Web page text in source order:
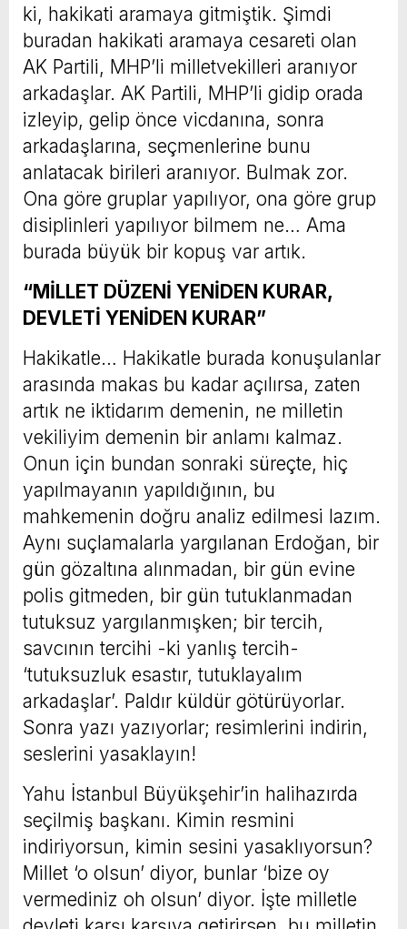
ki, hakikati aramaya gitmiştik. Şimdi
buradan hakikati aramaya cesareti olan
AK Partili, MHP’li milletvekilleri aranıyor
arkadaşlar. AK Partili, MHP’li gidip orada
izleyip, gelip önce vicdanına, sonra
arkadaşlarına, seçmenlerine bunu
anlatacak birileri aranıyor. Bulmak zor.
Ona göre gruplar yapılıyor, ona göre grup
disiplinleri yapılıyor bilmem ne… Ama
burada büyük bir kopuş var artık.
“MİLLET DÜZENİ YENİDEN KURAR,
DEVLETİ YENİDEN KURAR”
Hakikatle… Hakikatle burada konuşulanlar
arasında makas bu kadar açılırsa, zaten
artık ne iktidarım demenin, ne milletin
vekiliyim demenin bir anlamı kalmaz.
Onun için bundan sonraki süreçte, hiç
yapılmayanın yapıldığının, bu
mahkemenin doğru analiz edilmesi lazım.
Aynı suçlamalarla yargılanan Erdoğan, bir
gün gözaltına alınmadan, bir gün evine
polis gitmeden, bir gün tutuklanmadan
tutuksuz yargılanmışken; bir tercih,
savcının tercihi -ki yanlış tercih-
‘tutuksuzluk esastır, tutuklayalım
arkadaşlar’. Paldır küldür götürüyorlar.
Sonra yazı yazıyorlar; resimlerini indirin,
seslerini yasaklayın!
Yahu İstanbul Büyükşehir’in halihazırda
seçilmiş başkanı. Kimin resmini
indiriyorsun, kimin sesini yasaklıyorsun?
Millet ‘o olsun’ diyor, bunlar ‘bize oy
vermediniz oh olsun’ diyor. İşte milletle